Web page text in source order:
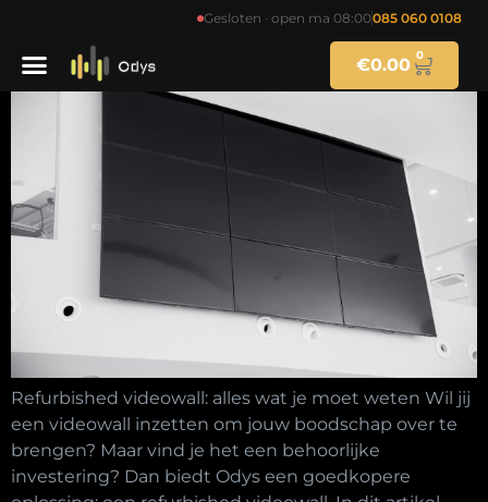
Gesloten · open ma 08:00085 060 0108
€0.00 0
Refurbished videowall
Refurbished videowall: alles wat je moet weten Wil jij
een videowall inzetten om jouw boodschap over te
brengen? Maar vind je het een behoorlijke
investering? Dan biedt Odys een goedkopere